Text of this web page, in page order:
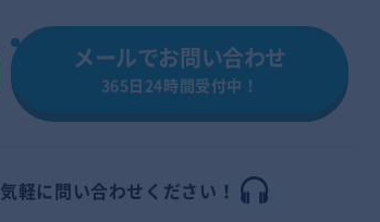
メールでお問い合わせ
365日24時間受付中！
気軽に問い合わせください！